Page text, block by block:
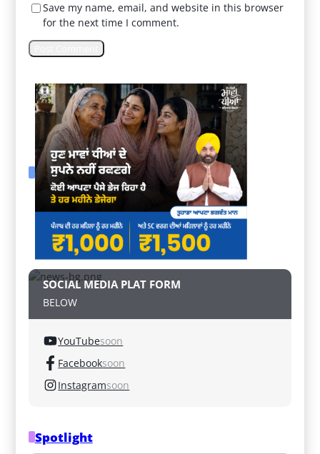
Save my name, email, and website in this browser
for the next time I comment.
SOCIAL MEDIA PLAT FORM
BELOW
YouTubesoon
Facebooksoon
Instagramsoon
Spotlight